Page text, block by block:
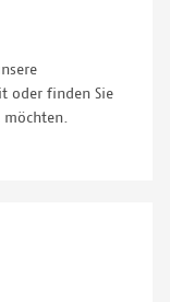
oder finden Sie
möchten.